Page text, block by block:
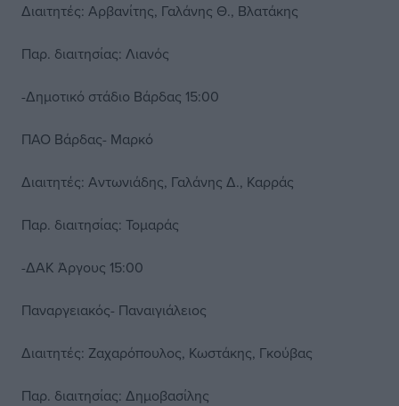
Διαιτητές: Αρβανίτης, Γαλάνης Θ., Βλατάκης
Παρ. διαιτησίας: Λιανός
-Δημοτικό στάδιο Βάρδας 15:00
ΠΑΟ Βάρδας- Μαρκό
Διαιτητές: Αντωνιάδης, Γαλάνης Δ., Καρράς
Παρ. διαιτησίας: Τομαράς
-ΔΑΚ Άργους 15:00
Παναργειακός- Παναιγιάλειος
Διαιτητές: Ζαχαρόπουλος, Κωστάκης, Γκούβας
Παρ. διαιτησίας: Δημοβασίλης